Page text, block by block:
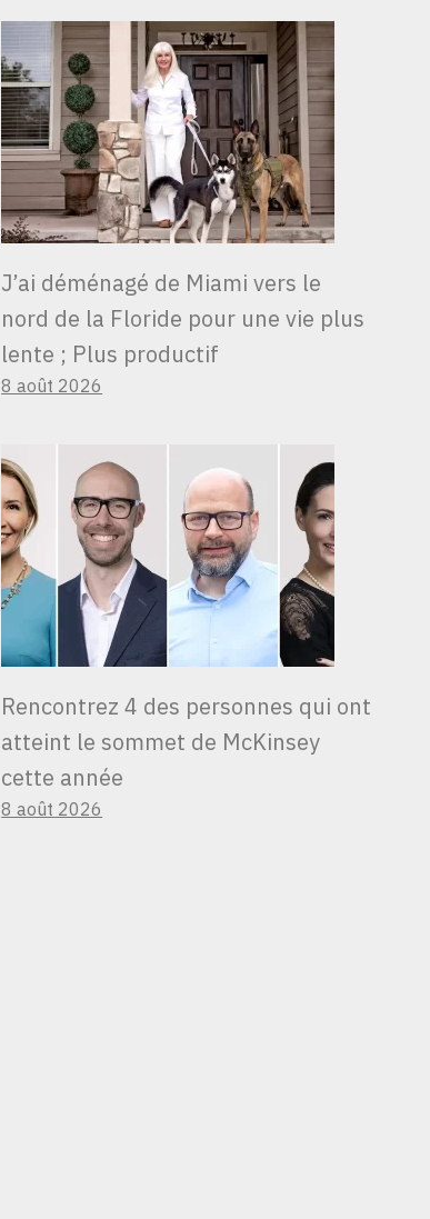
IL Y A UNE NOUVELLE
D’AMÉRICAINS À LA
RECHERCHE DE
PASSEPORTS
SECONDAIRES. LES
J’ai déménagé de Miami vers le
nord de la Floride pour une vie plus
lente ; Plus productif
8 août 2026
Rencontrez 4 des personnes qui ont
atteint le sommet de McKinsey
cette année
8 août 2026